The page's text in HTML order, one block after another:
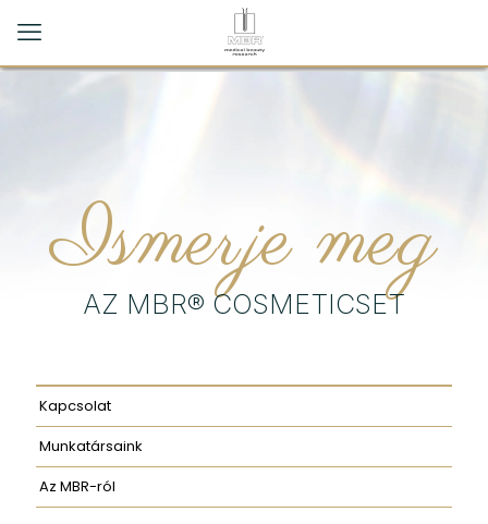
Ismerje meg
AZ MBR® COSMETICSET
Kapcsolat
Munkatársaink
Az MBR-ról